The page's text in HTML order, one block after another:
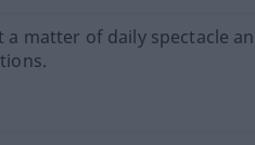
a matter of daily spectacle